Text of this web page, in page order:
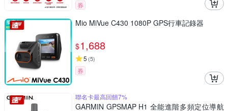
券
Mio MiVue C430 1080P GPS行車記錄器
$1,688
5 (5)
券
聯名卡最高回饋7%
GARMIN GPSMAP H1 全能進階多頻定位導航